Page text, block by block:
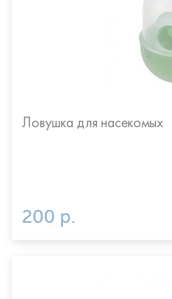
Ловушка для насекомых
200 р.